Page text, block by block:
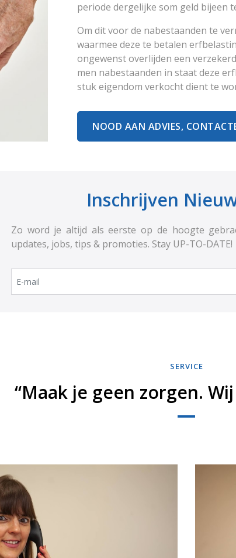
periode dergelijke som geld bijeen
Om dit voor de nabestaanden te
waarmee deze te betalen
ongewenst overlijden een
men nabestaanden in staat deze
stuk eigendom verkocht dient te
NOOD AAN ADVIES,
Inschrijven
Zo word je altijd als eerste op de hoogte
updates, jobs, tips & promoties. Stay UP-TO-DATE!
SERVICE
“Maak je geen zorgen.